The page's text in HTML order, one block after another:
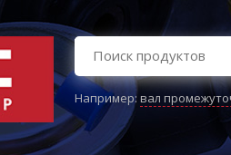
Например:вал